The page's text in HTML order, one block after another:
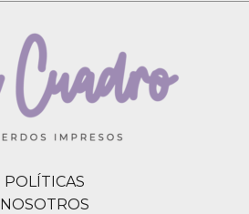
POLÍTICAS
NOSOTROS